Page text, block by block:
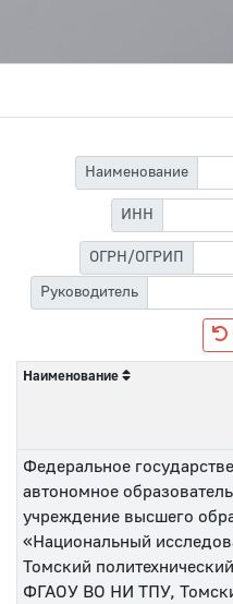
Наименование
ИНН
ОГРН/ОГРИП
Руководитель
Наименование
Федеральное
автономное
учреждение высшего
«Национальный
Томский
ФГАОУ ВО НИ ТПУ,